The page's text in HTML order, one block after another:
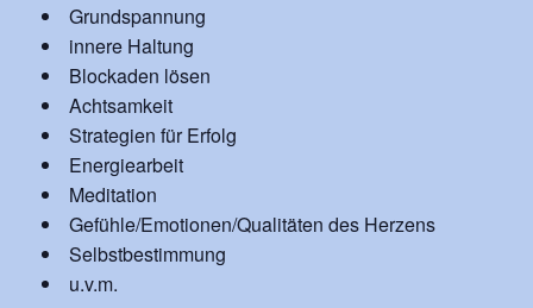
Grundspannung
innere Haltung
Blockaden lösen
Achtsamkeit
Strategien für Erfolg
Energiearbeit
Meditation
Gefühle/Emotionen/Qualitäten des Herzens
Selbstbestimmung
u.v.m.